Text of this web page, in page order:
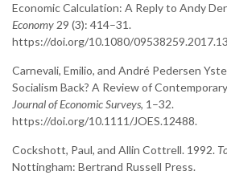
Economic Calculation: A Reply to Andy
Economy 29 (3): 414–31.
https://doi.org/10.1080/
Carnevali, Emilio, and André Pedersen
Socialism Back? A Review of
Journal of Economic Surveys, 1–32.
https://doi.org/10.1111/JOES.12488.
Cockshott, Paul, and Allin Cottrell. 1992.
Nottingham: Bertrand Russell Press.